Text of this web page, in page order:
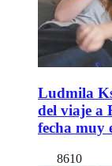
Ludmila
del viaje a
fecha muy
8610